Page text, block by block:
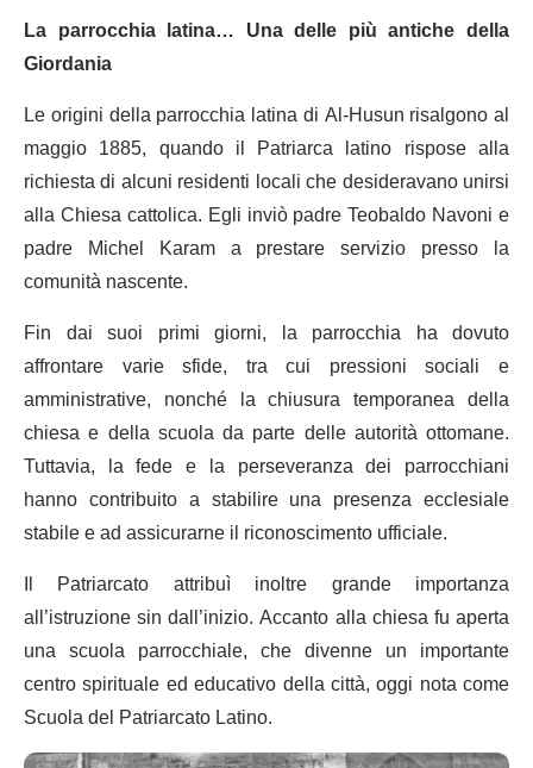
La parrocchia latina… Una delle più antiche della
Giordania
Le origini della parrocchia latina di Al-Husun risalgono al
maggio 1885, quando il Patriarca latino rispose alla
richiesta di alcuni residenti locali che desideravano unirsi
alla Chiesa cattolica. Egli inviò padre Teobaldo Navoni e
padre Michel Karam a prestare servizio presso la
comunità nascente.
Fin dai suoi primi giorni, la parrocchia ha dovuto
affrontare varie sfide, tra cui pressioni sociali e
amministrative, nonché la chiusura temporanea della
chiesa e della scuola da parte delle autorità ottomane.
Tuttavia, la fede e la perseveranza dei parrocchiani
hanno contribuito a stabilire una presenza ecclesiale
stabile e ad assicurarne il riconoscimento ufficiale.
Il Patriarcato attribuì inoltre grande importanza
all’istruzione sin dall’inizio. Accanto alla chiesa fu aperta
una scuola parrocchiale, che divenne un importante
centro spirituale ed educativo della città, oggi nota come
Scuola del Patriarcato Latino.